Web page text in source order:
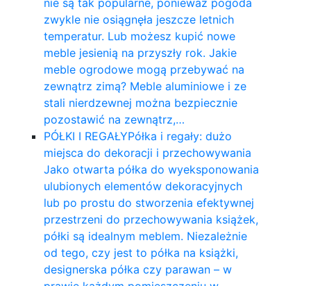
zwykle nie osiągnęła jeszcze letnich
temperatur. Lub możesz kupić nowe
meble jesienią na przyszły rok. Jakie
meble ogrodowe mogą przebywać na
zewnątrz zimą? Meble aluminiowe i ze
stali nierdzewnej można bezpiecznie
pozostawić na zewnątrz,…
PÓŁKI I REGAŁYPółka i regały: dużo
miejsca do dekoracji i przechowywania
Jako otwarta półka do wyeksponowania
ulubionych elementów dekoracyjnych
lub po prostu do stworzenia efektywnej
przestrzeni do przechowywania książek,
półki są idealnym meblem. Niezależnie
od tego, czy jest to półka na książki,
designerska półka czy parawan – w